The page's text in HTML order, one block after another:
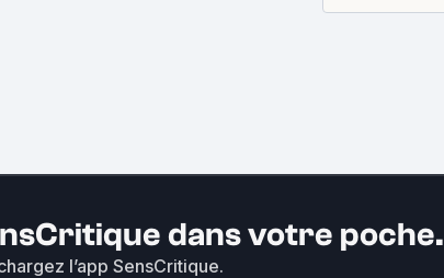
dans votre poche.
l’app SensCritique.